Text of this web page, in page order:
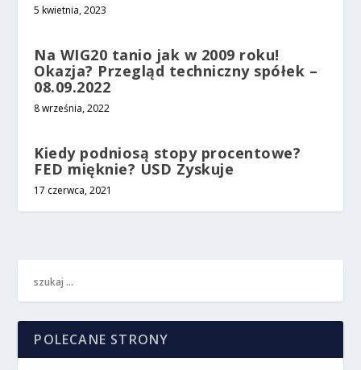
5 kwietnia, 2023
Na WIG20 tanio jak w 2009 roku!
Okazja? Przegląd techniczny spółek –
08.09.2022
8 września, 2022
Kiedy podniosą stopy procentowe?
FED mięknie? USD Zyskuje
17 czerwca, 2021
POLECANE STRONY